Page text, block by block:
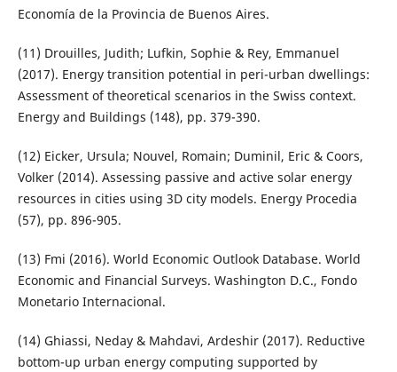
Economía de la Provincia de Buenos Aires.
(11) Drouilles, Judith; Lufkin, Sophie & Rey, Emmanuel
(2017). Energy transition potential in peri-urban dwellings:
Assessment of theoretical scenarios in the Swiss context.
Energy and Buildings (148), pp. 379-390.
(12) Eicker, Ursula; Nouvel, Romain; Duminil, Eric & Coors,
Volker (2014). Assessing passive and active solar energy
resources in cities using 3D city models. Energy Procedia
(57), pp. 896-905.
(13) Fmi (2016). World Economic Outlook Database. World
Economic and Financial Surveys. Washington D.C., Fondo
Monetario Internacional.
(14) Ghiassi, Neday & Mahdavi, Ardeshir (2017). Reductive
bottom-up urban energy computing supported by